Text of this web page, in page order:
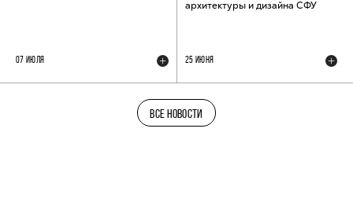
07 ИЮЛЯ
архитектуры и дизайна СФУ
25 ИЮНЯ
ВСЕ НОВОСТИ